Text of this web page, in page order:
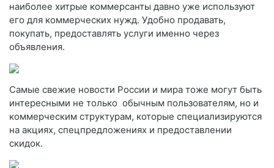
наиболее хитрые коммерсанты давно уже используют
его для коммерческих нужд. Удобно продавать,
покупать, предоставлять услуги именно через
объявления.
Самые свежие новости России и мира тоже могут быть
интересными не только обычным пользователям, но и
коммерческим структурам, которые специализируются
на акциях, спецпредложениях и предоставлении
скидок.